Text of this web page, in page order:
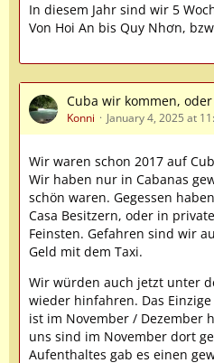
In diesem Jahr sind wir 5
Von Hoi An bis Quy Nhơn,
Cuba wir kommen,
Konni January 4, 2025 at
Wir waren schon 2017 auf
Wir haben nur in Cabanas
schön waren. Gegessen
Casa Besitzern, oder in
Feinsten. Gefahren sind wir
Geld mit dem Taxi.
Wir würden auch jetzt unter
wieder hinfahren. Das
ist im November / Dezember
uns sind im November dort
Aufenthaltes gab es einen